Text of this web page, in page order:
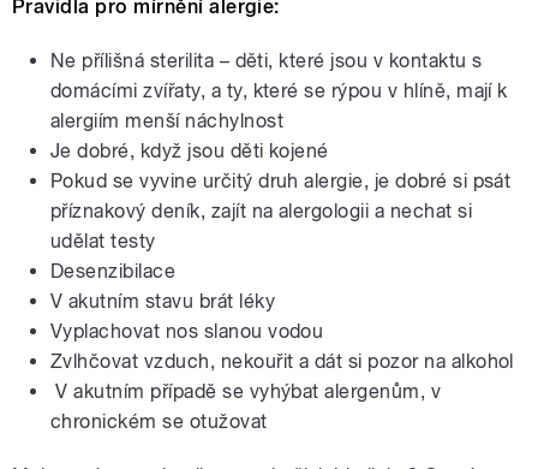
Pravidla pro mírnění alergie:
Ne přílišná sterilita – děti, které jsou v kontaktu s
domácími zvířaty, a ty, které se rýpou v hlíně, mají k
alergiím menší náchylnost
Je dobré, když jsou děti kojené
Pokud se vyvine určitý druh alergie, je dobré si psát
příznakový deník, zajít na alergologii a nechat si
udělat testy
Desenzibilace
V akutním stavu brát léky
Vyplachovat nos slanou vodou
Zvlhčovat vzduch, nekouřit a dát si pozor na alkohol
V akutním případě se vyhýbat alergenům, v
chronickém se otužovat